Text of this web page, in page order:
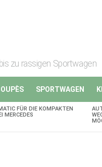
zu rassigen Sportwagen
SPORTWAGEN
FÜR DIE KOMPAKTEN
MERCEDES